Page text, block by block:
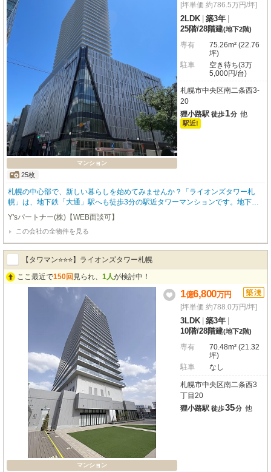
マンション
25枚
[坪単価 約786.5万円/坪]
2LDK 築3年
25階/28階建(地下2階)
専有
75.26m² (22.76
坪)
駐車
空き待ち(3万
5,000円/台)
札幌市中央区南二条西3-
20
狸小路駅 徒歩1分 他
駅近!
札幌の中心部で、新しい暮らしを始めてみませんか？「ライオンズタワー札
幌」は、地下鉄「大通」駅へも徒歩3分の駅近タワーマンションです。地下街
へ直結で雨にあたらず駅まで行くことができ、通勤・通学はもちろん、お出か
けにも大変便利な立地が魅力ですね。28階建ての25階部分、東向きの角部屋
からは、札幌の街並みやテレビ塔、遠くの山々まで見渡せる開放的な眺望が
日々の暮らしを彩ってくれます。この度、内装リフォームが完了し、より快適
な空間へと生まれ変わりました。3LDKから2LDKに変更されたLDKは広々23.2
帖！間接照明が施され、洗練された空間で、ご家族との時間もより一層豊かな
ものになるでしょう。エアコン2台、床暖房、食洗機、ディスポーザーなど、
なペット（猫も可）との新生活も、きっと素敵な思い出になりますよ。モユク
サッポロ直結、ドン・キホーテが徒歩1分圏内と、お買い物施設も豊富で、
日々の生活がぐっと便利になります。大通公園も近く、都心にありながら豊か
な自然も感じられます。
Y'sパートナー(株)【WEB面談可】
この会社の全物件を見る
【タワマン⭐⭐⭐】ライオンズタワー札幌
ここ最近で150回 見られ、 1人が検討中！
マンション
1億6,800万円
[坪単価 約788.0万円/坪]
3LDK 築3年
10階/28階建(地下2階)
専有
70.48m² (21.32
坪)
駐車
なし
札幌市中央区南二条西3
丁目20
狸小路駅 徒歩35分 他